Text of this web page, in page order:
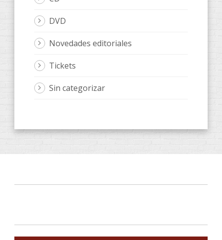
DVD
Novedades editoriales
Tickets
Sin categorizar